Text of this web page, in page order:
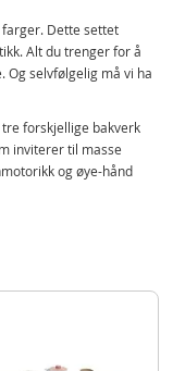
Dette settet
Alt du trenger for å
Og selvfølgelig må vi ha
forskjellige bakverk
inviterer til masse
og øye-hånd